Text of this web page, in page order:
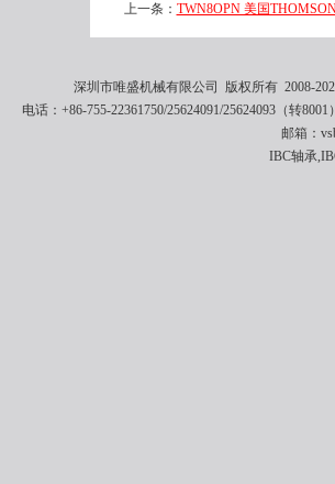
上一条： TWN8OPN 美国
深圳市唯盛机械有限公司 版权所有 2008-
电话：+86-755-22361750/25624091/25624093（转
邮箱：
IBC轴承